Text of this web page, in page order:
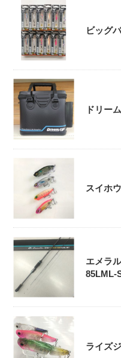
ビッグ
ドリー
スイホウ
エメラ
85LML-
ライズ